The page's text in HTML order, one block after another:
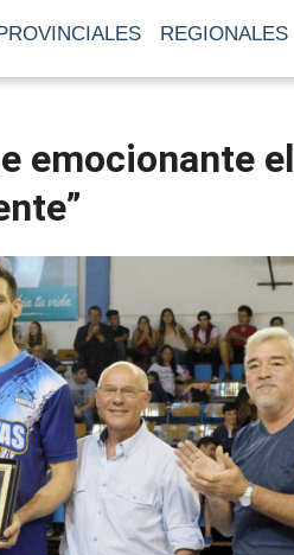
REGIONALES
emocionante el